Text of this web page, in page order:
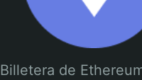
Billetera de